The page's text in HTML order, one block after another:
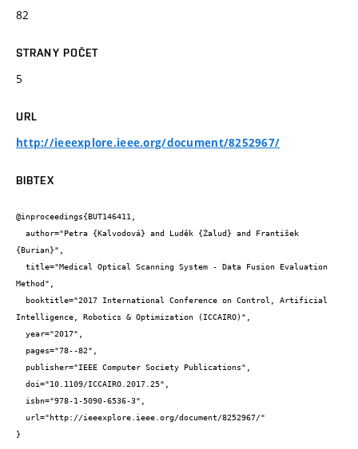
82
STRANY POČET
5
URL
http://ieeexplore.ieee.org/document/8252967/
BIBTEX
@inproceedings{BUT146411,
{Burian}",
Method",
Intelligence, Robotics & Optimization (ICCAIRO)",
}